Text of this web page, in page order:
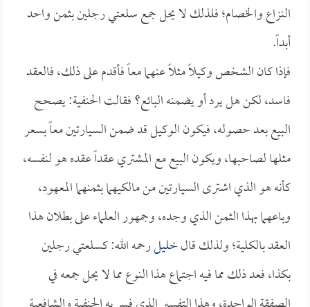
النزاع والخصام؛ فلذلك لا يحل جمع سلعتي رجلين بثمن واحد
أبداً.
فإذا كان الشخص وكيلاً مثلاً عنهما معاً فأقدم على ذلك، فالعقد
فاسد، لكن هل يرد أو يضمنه البائع؟ فقالت الحنفية: يصحح
البيع بعد حصوله، فيكون الوكيل قد ضمن السيارتين معاً بسعر
مثلها لصاحبها، ويكون البيع مع المشتري عقداً عقده هو لنفسه،
كأنه هو الذي اشترى السيارتين من مالكيهما بثمنهما المعهود،
وباعهما بهذا الثمن الذي وجده، وجمهور العلماء على بطلان هذا
العقد بالكلية؛ ولذلك قالخليلرحمه الله: كسلعتي رجلين
بكذا، فعد ذلك مما فيه اجتماع هذا النوع مما لا يحل جمعه في